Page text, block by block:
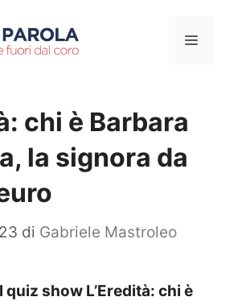
Menu
chi è Barbara
la signora da
di Gabriele Mastroleo
quiz show L’Eredità: chi è